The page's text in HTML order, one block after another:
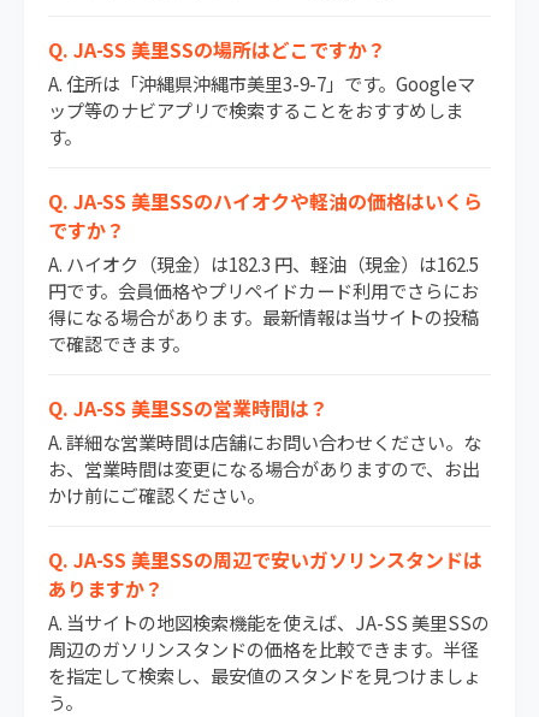
Q. JA-SS 美里SSの場所はどこですか？
A. 住所は「沖縄県沖縄市美里3-9-7」です。Googleマ
ップ等のナビアプリで検索することをおすすめしま
す。
Q. JA-SS 美里SSのハイオクや軽油の価格はいくら
ですか？
A. ハイオク（現金）は182.3 円、軽油（現金）は162.5
円です。会員価格やプリペイドカード利用でさらにお
得になる場合があります。最新情報は当サイトの投稿
で確認できます。
Q. JA-SS 美里SSの営業時間は？
A. 詳細な営業時間は店舗にお問い合わせください。な
お、営業時間は変更になる場合がありますので、お出
かけ前にご確認ください。
Q. JA-SS 美里SSの周辺で安いガソリンスタンドは
ありますか？
A. 当サイトの地図検索機能を使えば、JA-SS 美里SSの
周辺のガソリンスタンドの価格を比較できます。半径
を指定して検索し、最安値のスタンドを見つけましょ
う。